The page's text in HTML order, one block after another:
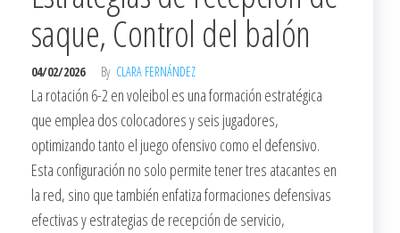
saque, Control del balón
04/02/2026 By CLARA FERNÁNDEZ
La rotación 6-2 en voleibol es una formación estratégica
que emplea dos colocadores y seis jugadores,
optimizando tanto el juego ofensivo como el defensivo.
Esta configuración no solo permite tener tres atacantes en
la red, sino que también enfatiza formaciones defensivas
efectivas y estrategias de recepción de servicio,